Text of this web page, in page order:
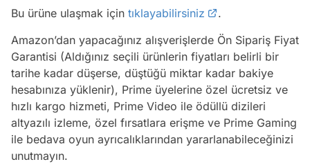
Bu ürüne ulaşmak için tıklayabilirsiniz
.
Amazon’dan yapacağınız alışverişlerde Ön Sipariş Fiyat
Garantisi (Aldığınız seçili ürünlerin fiyatları belirli bir
tarihe kadar düşerse, düştüğü miktar kadar bakiye
hesabınıza yüklenir), Prime üyelerine özel ücretsiz ve
hızlı kargo hizmeti, Prime Video ile ödüllü dizileri
altyazılı izleme, özel fırsatlara erişme ve Prime Gaming
ile bedava oyun ayrıcalıklarından yararlanabileceğinizi
unutmayın.